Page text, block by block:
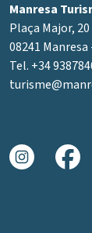
Manresa
Plaça Major, 20
08241 Manresa
Tel. +34